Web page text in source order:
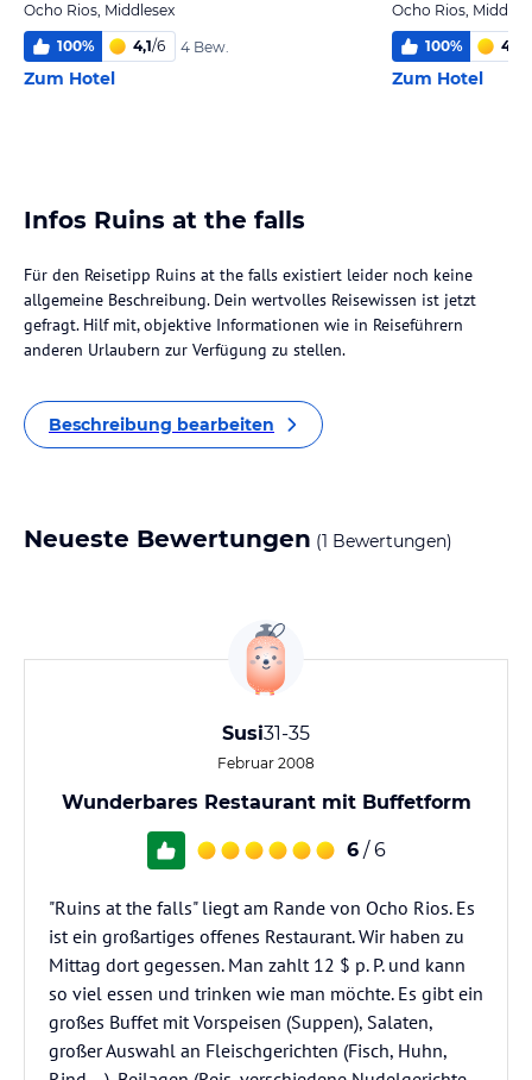
Ocho Rios, Middlesex
100% 4,1/6 4 Bew.
Zum Hotel
Ocho Rios,
100% 4,0
Zum Hotel
Infos Ruins at the falls
Für den Reisetipp Ruins at the falls existiert leider noch keine
allgemeine Beschreibung. Dein wertvolles Reisewissen ist jetzt
gefragt. Hilf mit, objektive Informationen wie in Reiseführern
anderen Urlaubern zur Verfügung zu stellen.
Beschreibung bearbeiten
Neueste Bewertungen (1 Bewertungen)
Susi31-35
Februar 2008
Wunderbares Restaurant mit Buffetform
6 / 6
"Ruins at the falls" liegt am Rande von Ocho Rios. Es
ist ein großartiges offenes Restaurant. Wir haben zu
Mittag dort gegessen. Man zahlt 12 $ p. P. und kann
so viel essen und trinken wie man möchte. Es gibt ein
großes Buffet mit Vorspeisen (Suppen), Salaten,
großer Auswahl an Fleischgerichten (Fisch, Huhn,